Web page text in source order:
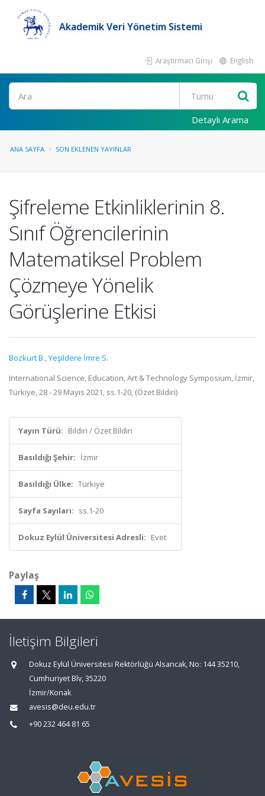
Akademik Veri Yönetim Sistemi
Araştırmacı Girişi English
Ara
Detaylı Arama
ANA SAYFA SON EKLENEN YAYINLAR
Şifreleme Etkinliklerinin 8.
Sınıf Öğrencilerinin
Matematiksel Problem
Çözmeye Yönelik
Görüşlerine Etkisi
Bozkurt B.,Yeşildere İmre S.
International Science, Education, Art & Technology Symposium, İzmir,
Türkiye, 28 - 29 Mayıs 2021, ss.1-20, (Özet Bildiri)
Yayın Türü: Bildiri / Özet Bildiri
Basıldığı Şehir: İzmir
Basıldığı Ülke: Türkiye
Sayfa Sayıları: ss.1-20
Dokuz Eylül Üniversitesi Adresli: Evet
Paylaş
İletişim Bilgileri
Dokuz Eylül Üniversitesi Rektörlüğü Alsancak, No: 144 35210,
Cumhuriyet Blv, 35220
İzmir/Konak
avesis@deu.edu.tr
+90 232 464 81 65